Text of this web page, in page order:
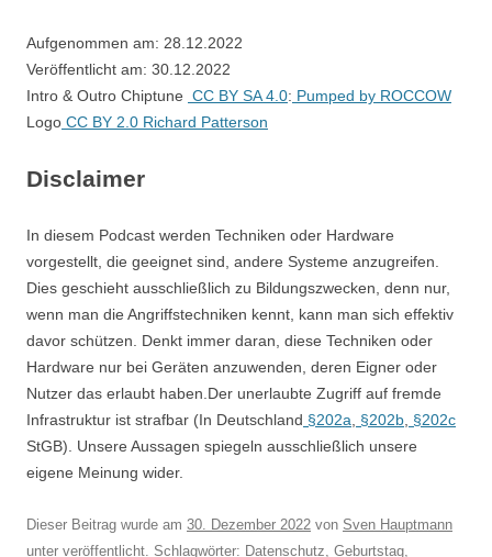
Aufgenommen am: 28.12.2022
Veröffentlicht am: 30.12.2022
Intro & Outro Chiptune CC BY SA 4.0: Pumped by ROCCOW
Logo CC BY 2.0 Richard Patterson
Disclaimer
In diesem Podcast werden Techniken oder Hardware
vorgestellt, die geeignet sind, andere Systeme anzugreifen.
Dies geschieht ausschließlich zu Bildungszwecken, denn nur,
wenn man die Angriffstechniken kennt, kann man sich effektiv
davor schützen. Denkt immer daran, diese Techniken oder
Hardware nur bei Geräten anzuwenden, deren Eigner oder
Nutzer das erlaubt haben.Der unerlaubte Zugriff auf fremde
Infrastruktur ist strafbar (In Deutschland §202a §202b §202c
StGB). Unsere Aussagen spiegeln ausschließlich unsere
eigene Meinung wider.
Dieser Beitrag wurde am 30. Dezember 2022 von Sven Hauptmann
unter veröffentlicht. Schlagwörter: Datenschutz, Geburtstag,